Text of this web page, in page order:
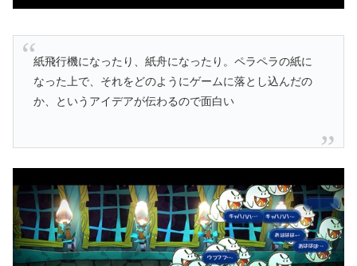
紙飛行機になったり、紙舟になったり。ペラペラの紙に
なった上で、それをどのようにゲームに落とし込んだの
か、というアイデアが伝わるので面白い